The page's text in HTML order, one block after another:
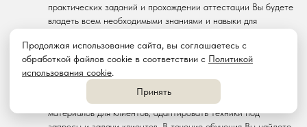
Продолжая использование сайта, вы соглашаетесь с
обработкой файлов cookie в соответствии с Политикой
использования cookie.
Принять
практических заданий и прохождении аттестации Вы будете
владеть всем необходимыми знаниями и навыки для
Адаптировать техники под клиента
Мы научим Вас применять творческий подход к подготовке
материалов для клиентов, адаптировать техники под